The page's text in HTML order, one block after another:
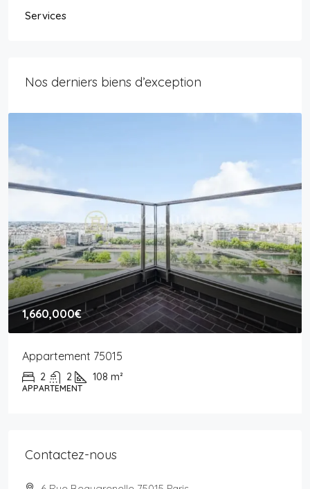
Services
Nos derniers biens d’exception
1,660,000€
Appartement 75015
2 2 108 m²
APPARTEMENT
Contactez-nous